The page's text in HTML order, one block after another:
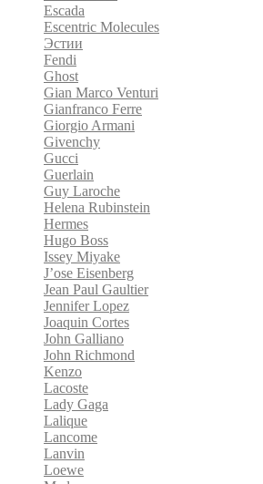
Escada
Escentric Molecules
Эстии
Fendi
Ghost
Gian Marco Venturi
Gianfranco Ferre
Giorgio Armani
Givenchy
Gucci
Guerlain
Guy Laroche
Helena Rubinstein
Hermes
Hugo Boss
Issey Miyake
J’ose Eisenberg
Jean Paul Gaultier
Jennifer Lopez
Joaquin Cortes
John Galliano
John Richmond
Kenzo
Lacoste
Lady Gaga
Lalique
Lancome
Lanvin
Loewe